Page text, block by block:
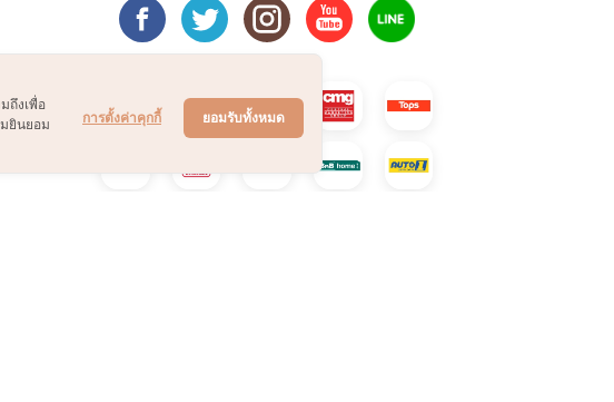
ถึงเพื่อ
ยินยอม
ยอมรับทั้งหมด
การตั้งค่าคุกกี้